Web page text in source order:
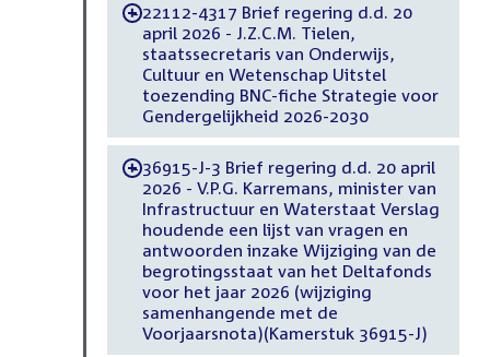
-22112-4317 Brief regering d.d. 20
april 2026 - J.Z.C.M. Tielen,
staatssecretaris van Onderwijs,
Cultuur en Wetenschap Uitstel
toezending BNC-fiche Strategie voor
Gendergelijkheid 2026-2030
-36915-J-3 Brief regering d.d. 20 april
2026 - V.P.G. Karremans, minister van
Infrastructuur en Waterstaat Verslag
houdende een lijst van vragen en
antwoorden inzake Wijziging van de
begrotingsstaat van het Deltafonds
voor het jaar 2026 (wijziging
samenhangende met de
Voorjaarsnota)(Kamerstuk 36915-J)